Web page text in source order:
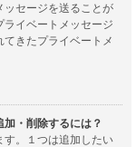
ッセージを送ることが
イベートメッセージ
きたプライベートメ
・削除するには？
す。１つは追加したい